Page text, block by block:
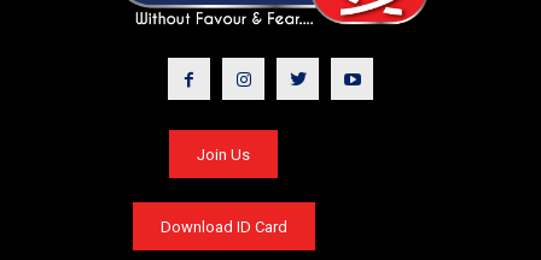
Join Us
Download ID Card